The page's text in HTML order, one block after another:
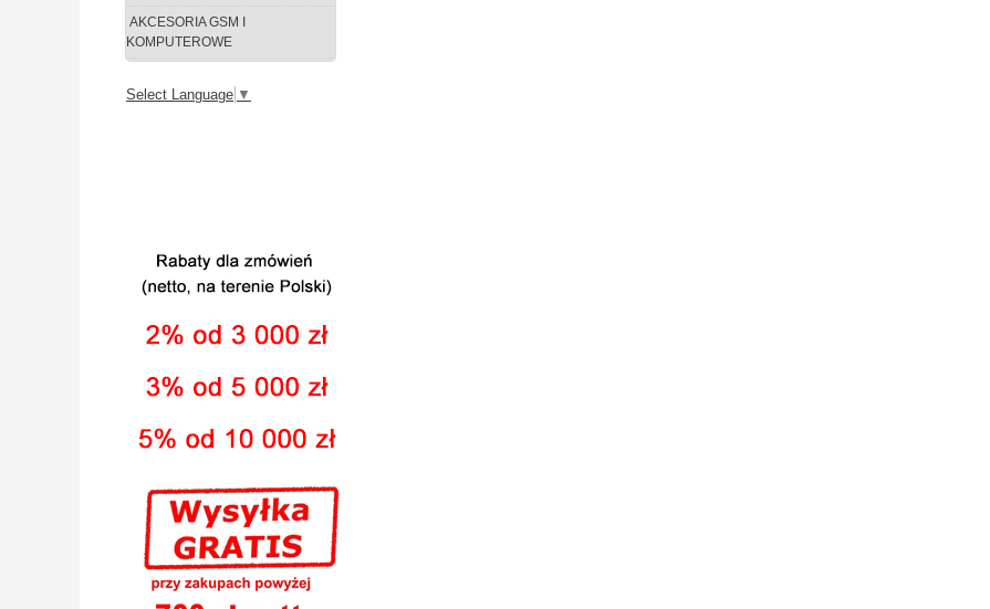
AKCESORIA GSM I
KOMPUTEROWE
Select Language ▼